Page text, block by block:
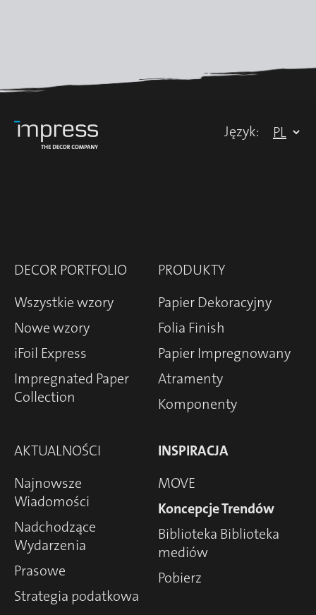
Język:
DECOR PORTFOLIO
Wszystkie wzory
Nowe wzory
iFoil Express
Impregnated Paper
Collection
PRODUKTY
Papier Dekoracyjny
Folia Finish
Papier Impregnowany
Atramenty
Komponenty
AKTUALNOŚCI
Najnowsze
Wiadomości
Nadchodzące
Wydarzenia
Prasowe
Strategia podatkowa
INSPIRACJA
MOVE
Koncepcje Trendów
Biblioteka Biblioteka
mediów
Pobierz